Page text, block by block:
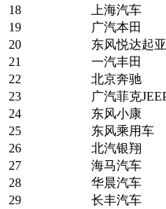
18
上海汽车
19
广汽本田
20
东风悦达起亚
21
一汽丰田
22
北京奔驰
23
广汽菲克
24
东风小康
25
东风乘用车
26
北汽银翔
27
海马汽车
28
华晨汽车
29
长丰汽车